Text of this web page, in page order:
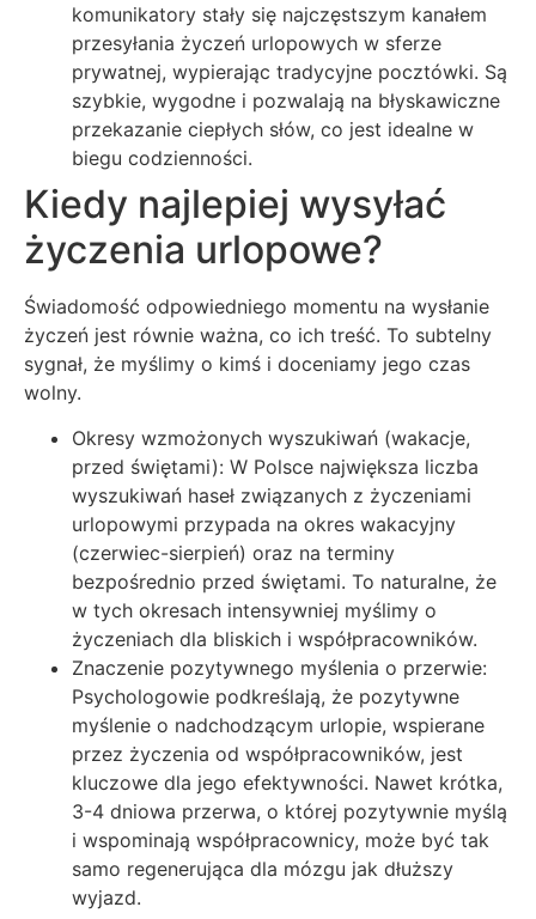
komunikatory stały się najczęstszym kanałem
przesyłania życzeń urlopowych w sferze
prywatnej, wypierając tradycyjne pocztówki. Są
szybkie, wygodne i pozwalają na błyskawiczne
przekazanie ciepłych słów, co jest idealne w
biegu codzienności.
Kiedy najlepiej wysyłać
życzenia urlopowe?
Świadomość odpowiedniego momentu na wysłanie
życzeń jest równie ważna, co ich treść. To subtelny
sygnał, że myślimy o kimś i doceniamy jego czas
wolny.
Okresy wzmożonych wyszukiwań (wakacje,
przed świętami): W Polsce największa liczba
wyszukiwań haseł związanych z życzeniami
urlopowymi przypada na okres wakacyjny
(czerwiec-sierpień) oraz na terminy
bezpośrednio przed świętami. To naturalne, że
w tych okresach intensywniej myślimy o
życzeniach dla bliskich i współpracowników.
Znaczenie pozytywnego myślenia o przerwie:
Psychologowie podkreślają, że pozytywne
myślenie o nadchodzącym urlopie, wspierane
przez życzenia od współpracowników, jest
kluczowe dla jego efektywności. Nawet krótka,
3-4 dniowa przerwa, o której pozytywnie myślą
i wspominają współpracownicy, może być tak
samo regenerująca dla mózgu jak dłuższy
wyjazd.